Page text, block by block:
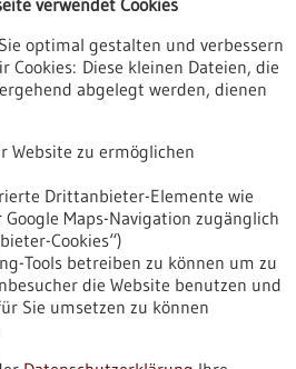
– Die Farben der
bw.de/veranstaltung/bio-
medizintechnik
verwendet Cookies
optimal gestalten und verbessern
Cookies: Diese kleinen Dateien, die
abgelegt werden, dienen
Website zu ermöglichen
Drittanbieter-Elemente wie
Maps-Navigation zugänglich
Cookies“)
Tools betreiben zu können um zu
die Website benutzen und
Sie umsetzen zu können